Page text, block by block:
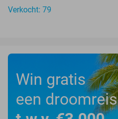
Verkocht: 79
Win gratis
een droomreis